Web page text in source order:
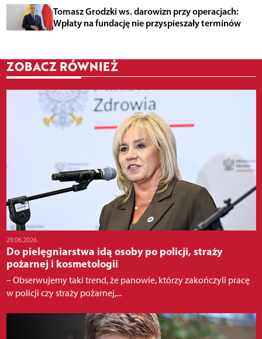
Tomasz Grodzki ws. darowizn przy operacjach:
Wpłaty na fundację nie przyspieszały terminów
ZOBACZ RÓWNIEŻ
29.06.2026
Do pielęgniarstwa idą osoby po policji, straży
pożarnej i kosmetologii
– Obserwujemy taki trend, że panowie, którzy zakończyli pracę
w policji czy straży pożarnej,...